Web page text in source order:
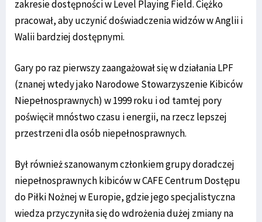
zakresie dostępności w Level Playing Field. Ciężko
pracował, aby uczynić doświadczenia widzów w Anglii i
Walii bardziej dostępnymi.
Gary po raz pierwszy zaangażował się w działania LPF
(znanej wtedy jako Narodowe Stowarzyszenie Kibiców
Niepełnosprawnych) w 1999 roku i od tamtej pory
poświęcił mnóstwo czasu i energii, na rzecz lepszej
przestrzeni dla osób niepełnosprawnych.
Był również szanowanym członkiem grupy doradczej
niepełnosprawnych kibiców w CAFE Centrum Dostępu
do Piłki Nożnej w Europie, gdzie jego specjalistyczna
wiedza przyczyniła się do wdrożenia dużej zmiany na